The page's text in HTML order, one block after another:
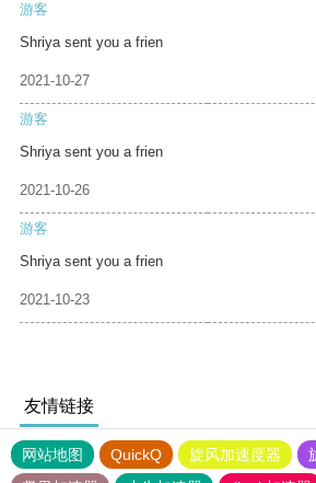
游客
Shriya sent you a frien
2021-10-27
游客
Shriya sent you a frien
2021-10-26
游客
Shriya sent you a frien
2021-10-23
友情链接
网站地图 QuickQ 旋风加速度器